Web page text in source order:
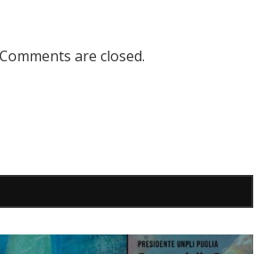
Comments are closed.